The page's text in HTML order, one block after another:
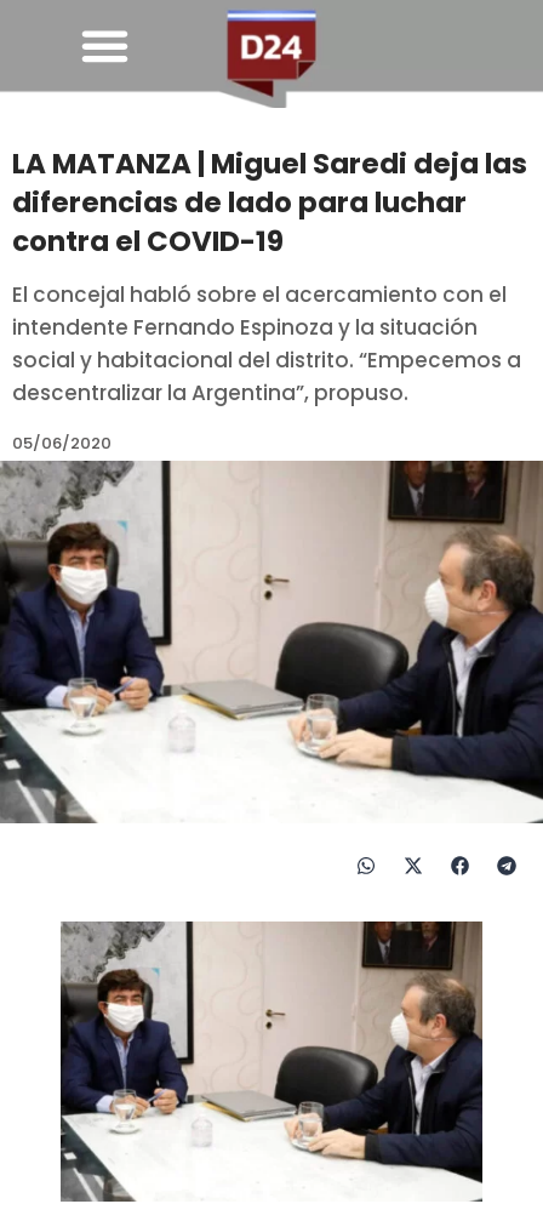
LA MATANZA | Miguel Saredi deja las
diferencias de lado para luchar
contra el COVID-19
El concejal habló sobre el acercamiento con el
intendente Fernando Espinoza y la situación
social y habitacional del distrito. “Empecemos a
descentralizar la Argentina”, propuso.
05/06/2020